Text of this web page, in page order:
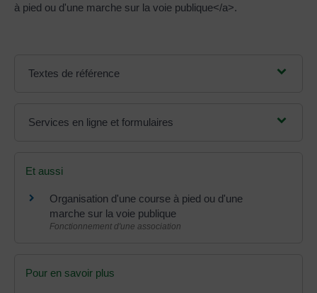
à pied ou d'une marche sur la voie publique</a>.
Textes de référence
Services en ligne et formulaires
Et aussi
Organisation d'une course à pied ou d'une
marche sur la voie publique
Fonctionnement d'une association
Pour en savoir plus